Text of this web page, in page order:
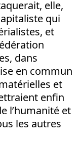
elle,
qui
et
dans
en commun
et
enfin
l’humanité et
les autres